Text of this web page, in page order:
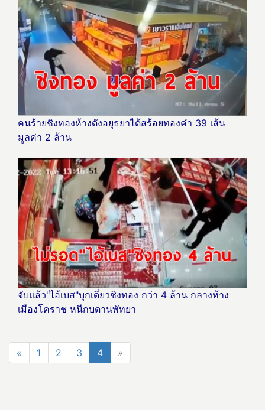
คนร้ายชิงทองห้างดังอยุธยาได้สร้อยทองคำ 39 เส้น
มูลค่า 2 ล้าน
จับแล้ว"ไอ้เบส"บุกเดี่ยวชิงทอง กว่า 4 ล้าน กลางห้าง
เมืองโคราช หนีกบดานพัทยา
« 1 2 3 4 »